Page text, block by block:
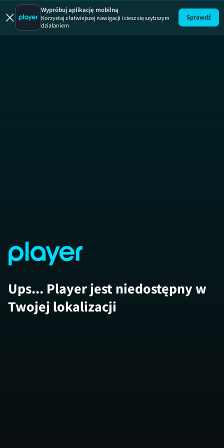
Uwaga! Pirat
Wypróbuj aplikację mobilną
Korzystaj z łatwiejszej nawigacji i ciesz się szybszym
działaniem
Sprawdź
Ups... Player jest niedostępny w
Twojej lokalizacji